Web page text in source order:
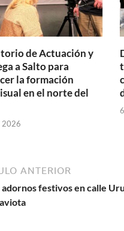
de Actuación y
a Salto para
la formación
en el norte del
2026
ANTERIOR
festivos en calle